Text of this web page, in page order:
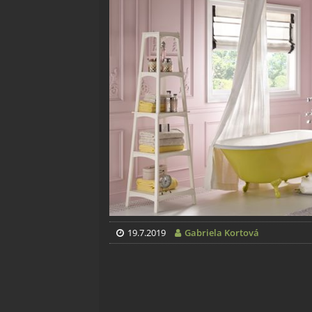
19.7.2019 Gabriela Kortová